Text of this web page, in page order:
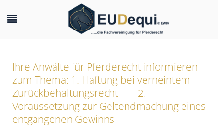
Ihre Anwälte für Pferderecht informieren
zum Thema: 1. Haftung bei verneintem
Zurückbehaltungsrecht 2.
Voraussetzung zur Geltendmachung eines
entgangenen Gewinns